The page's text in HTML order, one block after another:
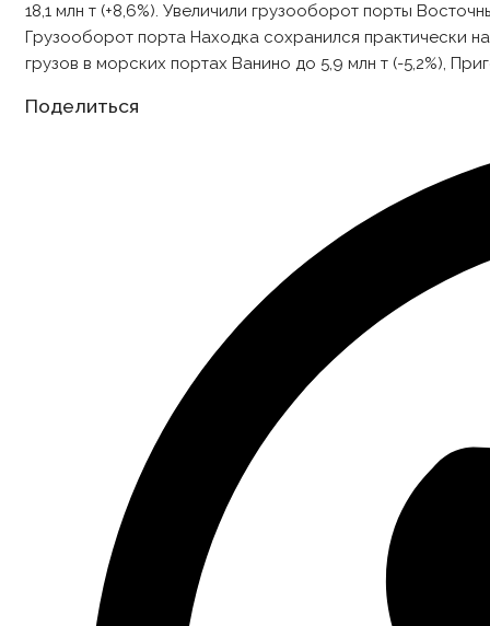
18,1 млн т (+8,6%). Увеличили грузооборот порты
Грузооборот порта Находка сохранился практически
грузов в морских портах Ванино до 5,9 млн т (-5,2%),
Поделиться